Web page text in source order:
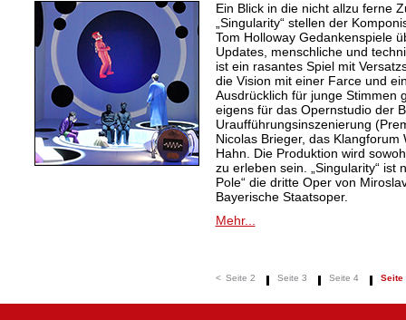
Ein Blick in die nicht allzu ferne
„Singularity“ stellen der
Tom Holloway Gedankenspiele
Updates, menschliche und
ist ein rasantes Spiel mit
die Vision mit einer Farce und
Ausdrücklich für junge Stimmen
eigens für das Opernstudio der
Uraufführungsinszenierung
Nicolas Brieger, das
Hahn. Die Produktion wird
zu erleben sein. „Singularity“ ist
Pole“ die dritte Oper von
Bayerische Staatsoper.
Mehr...
< Seite 2 Seite 3 Seite 4 Seite